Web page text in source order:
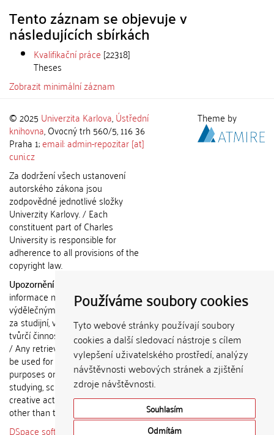
Používáme soubory cookies
Tyto webové stránky používají soubory
cookies a další sledovací nástroje s cílem
vylepšení uživatelského prostředí, analýzy
návštěvnosti webových stránek a zjištění
zdroje návštěvnosti.
Souhlasím
Odmítám
Tento záznam se objevuje v
následujících sbírkách
Kvalifikační práce [22318]
Theses
Zobrazit minimální záznam
© 2025 Univerzita Karlova,Ústřední
knihovna, Ovocný trh 560/5, 116 36
Praha 1;email: admin-repozitar [at]
cuni.cz
Za dodržení všech ustanovení
autorského zákona jsou
zodpovědné jednotlivé složky
Univerzity Karlovy. / Each
constituent part of Charles
University is responsible for
adherence to all provisions of the
copyright law.
Upozornění / Notice:
informace nemohou být použity k
výdělečným účelům nebo vydávány
za studijní, vědeckou nebo jinou
tvůrčí činnost jiné osoby než autora.
/ Any retrieved information shall not
be used for any commercial
purposes or claimed as results of
studying, scientific or any other
creative activities of any person
other than the author.
DSpace software
copyright © 2002-
Theme by